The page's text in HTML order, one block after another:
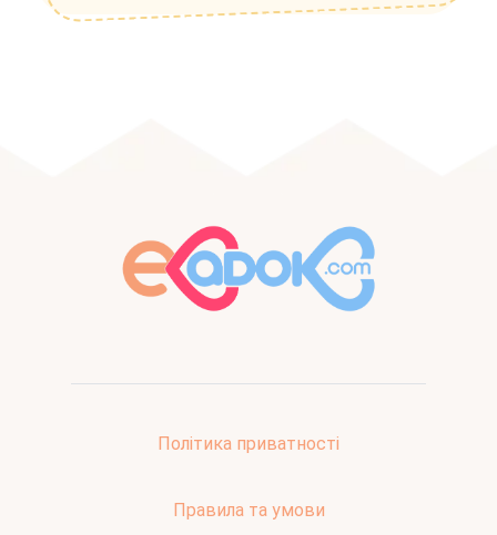
Політика приватності
Правила та умови